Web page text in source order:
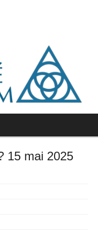
15 mai 2025